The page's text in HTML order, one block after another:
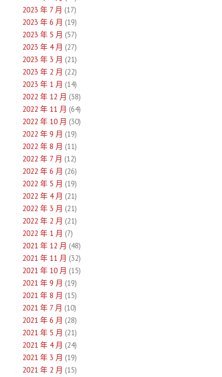
2023 年 7 月 (17)
2023 年 6 月 (19)
2023 年 5 月 (57)
2023 年 4 月 (27)
2023 年 3 月 (21)
2023 年 2 月 (22)
2023 年 1 月 (14)
2022 年 12 月 (38)
2022 年 11 月 (64)
2022 年 10 月 (30)
2022 年 9 月 (19)
2022 年 8 月 (11)
2022 年 7 月 (12)
2022 年 6 月 (26)
2022 年 5 月 (19)
2022 年 4 月 (21)
2022 年 3 月 (21)
2022 年 2 月 (21)
2022 年 1 月 (7)
2021 年 12 月 (48)
2021 年 11 月 (32)
2021 年 10 月 (15)
2021 年 9 月 (19)
2021 年 8 月 (15)
2021 年 7 月 (10)
2021 年 6 月 (28)
2021 年 5 月 (21)
2021 年 4 月 (24)
2021 年 3 月 (19)
2021 年 2 月 (15)